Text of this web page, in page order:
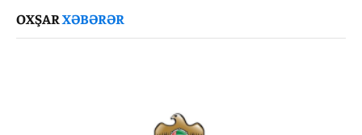
OXŞARXƏBƏRƏR